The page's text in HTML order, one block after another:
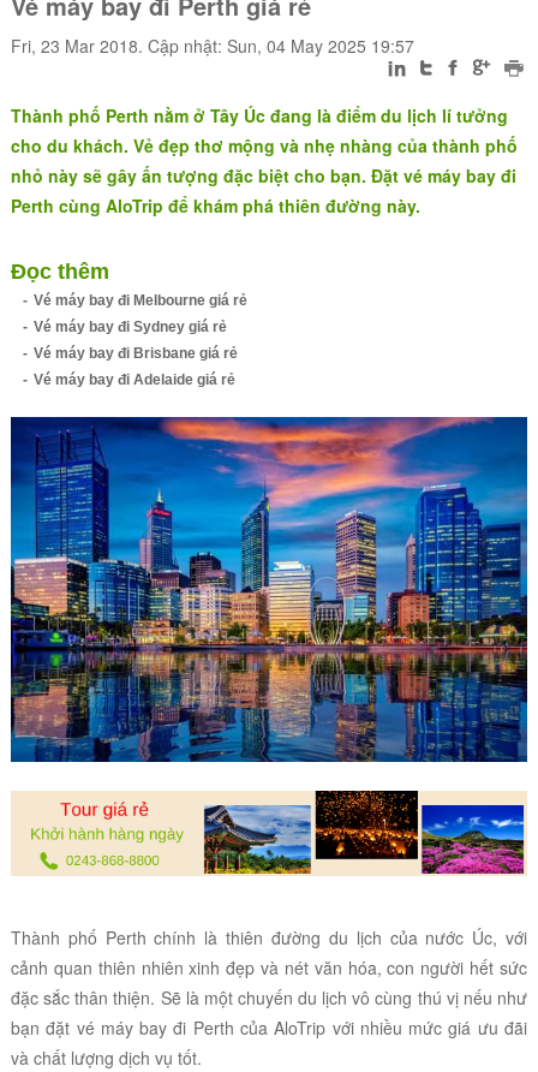
Fri, 23 Mar 2018. Cập nhật: Sun, 04 May 2025 19:57
Thành phố Perth nằm ở Tây Úc đang là điểm du lịch lí tưởng
cho du khách. Vẻ đẹp thơ mộng và nhẹ nhàng của thành phố
nhỏ này sẽ gây ấn tượng đặc biệt cho bạn. Đặt vé máy bay đi
Perth cùng AloTrip để khám phá thiên đường này.
Đọc thêm
Vé máy bay đi Melbourne giá rẻ
Vé máy bay đi Sydney giá rẻ
Vé máy bay đi Brisbane giá rẻ
Vé máy bay đi Adelaide giá rẻ
Thành phố Perth chính là thiên đường du lịch của nước Úc, với
cảnh quan thiên nhiên xinh đẹp và nét văn hóa, con người hết sức
đặc sắc thân thiện. Sẽ là một chuyến du lịch vô cùng thú vị nếu như
bạn đặt vé máy bay đi Perth của AloTrip với nhiều mức giá ưu đãi
và chất lượng dịch vụ tốt.